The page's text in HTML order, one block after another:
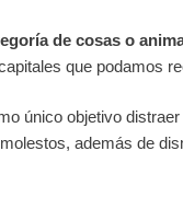
de cosas o
que podamos
único objetivo
además de